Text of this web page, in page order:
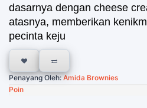
dasarnya dengan cheese
atasnya, memberikan
pecinta keju
Penayang Oleh:Amida Brownies
Poin